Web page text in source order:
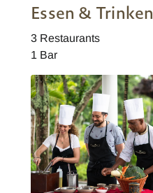
Essen & Trinken
3 Restaurants
1 Bar